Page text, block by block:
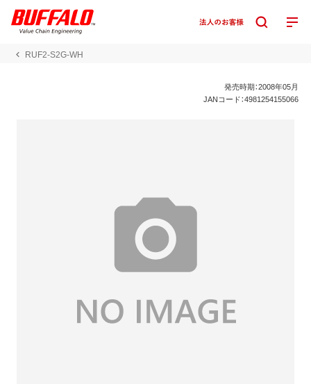
RUF2-S2G-WH
発売時期：2008年05月
JANコード：4981254155066